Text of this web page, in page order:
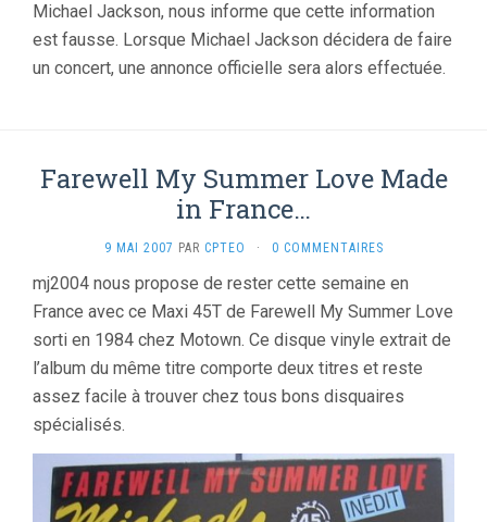
Michael Jackson, nous informe que cette information
est fausse. Lorsque Michael Jackson décidera de faire
un concert, une annonce officielle sera alors effectuée.
Farewell My Summer Love Made
in France…
9 MAI 2007 PAR CPTEO · 0 COMMENTAIRES
mj2004 nous propose de rester cette semaine en
France avec ce Maxi 45T de Farewell My Summer Love
sorti en 1984 chez Motown. Ce disque vinyle extrait de
l’album du même titre comporte deux titres et reste
assez facile à trouver chez tous bons disquaires
spécialisés.